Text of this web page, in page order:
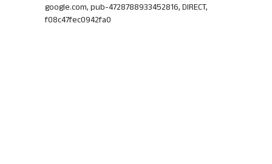
google.com, pub-4728788933452816, DIRECT,
f08c47fec0942fa0